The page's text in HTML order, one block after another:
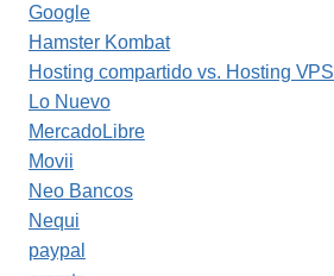
Google
Hamster Kombat
Hosting compartido vs. Hosting VPS
Lo Nuevo
MercadoLibre
Movii
Neo Bancos
Nequi
paypal